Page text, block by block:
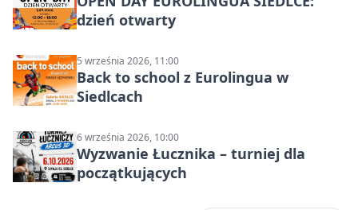
dzień otwarty
5 września 2026, 11:00
Back to school z Eurolingua w
Siedlcach
6 września 2026, 10:00
Wyzwanie Łucznika – turniej dla
początkujących